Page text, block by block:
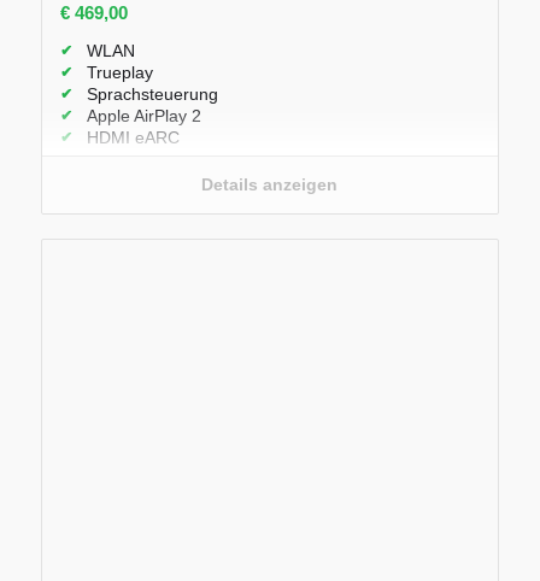
€469,00
WLAN
Trueplay
Sprachsteuerung
Apple AirPlay 2
HDMI eARC
Abmessungen: H 68 mm × B 651 mm × T 100 mm
Details anzeigen